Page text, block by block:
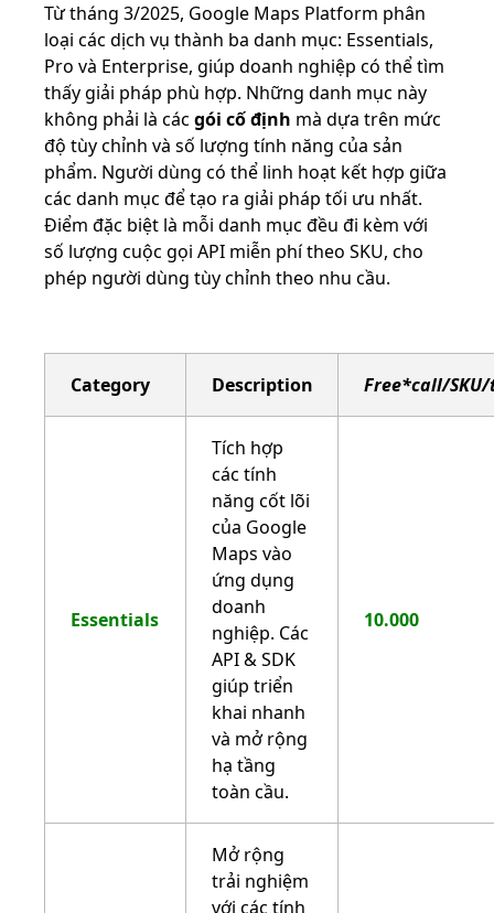
Từ tháng 3/2025, Google Maps Platform phân
loại các dịch vụ thành ba danh mục: Essentials,
Pro và Enterprise, giúp doanh nghiệp có thể tìm
thấy giải pháp phù hợp. Những danh mục này
không phải là cácgói cố định mà dựa trên mức
độ tùy chỉnh và số lượng tính năng của sản
phẩm. Người dùng có thể linh hoạt kết hợp giữa
các danh mục để tạo ra giải pháp tối ưu nhất.
Điểm đặc biệt là mỗi danh mục đều đi kèm với
số lượng cuộc gọi API miễn phí theo SKU, cho
phép người dùng tùy chỉnh theo nhu cầu.
Category Description Free*call/
Essentials
Tích hợp
các tính
năng cốt lõi
của Google
Maps vào
ứng dụng
doanh
nghiệp. Các
API & SDK
giúp triển
khai nhanh
và mở rộng
hạ tầng
toàn cầu.
10.000
Mở rộng
trải nghiệm
với các tính